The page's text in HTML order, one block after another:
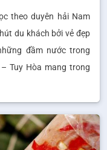
theo duyên hải Nam
du khách bởi vẻ đẹp
đầm nước trong
Tuy Hòa mang trong